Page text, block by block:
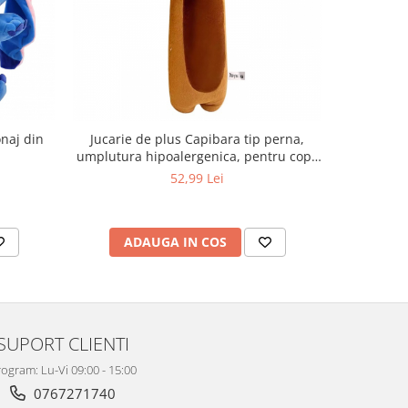
din
Jucarie de plus Capibara tip perna,
umplutura hipoalergenica, pentru copii
si adulti, 70 cm, maro
52,99 Lei
ADAUGA IN COS
CLIENTI
Lu-Vi 09:00 - 15:00
0767271740